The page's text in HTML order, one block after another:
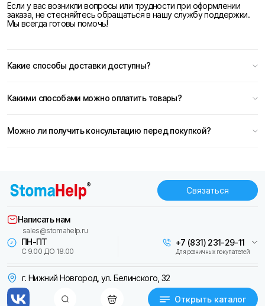
Если у вас возникли вопросы или трудности при оформлении
заказа, не стесняйтесь обращаться в нашу службу поддержки.
Мы всегда готовы помочь!
Какие способы доставки доступны?
Какими способами можно оплатить товары?
Можно ли получить консультацию перед покупкой?
Связаться
г. Нижний Новгород, ул. Белинского, 32
Открыть каталог
ПН-ПТ
С 9.00 ДО 18.00
+7 (831) 231-29-11
Для розничных покупателей
Написать нам
sales@stomahelp.ru